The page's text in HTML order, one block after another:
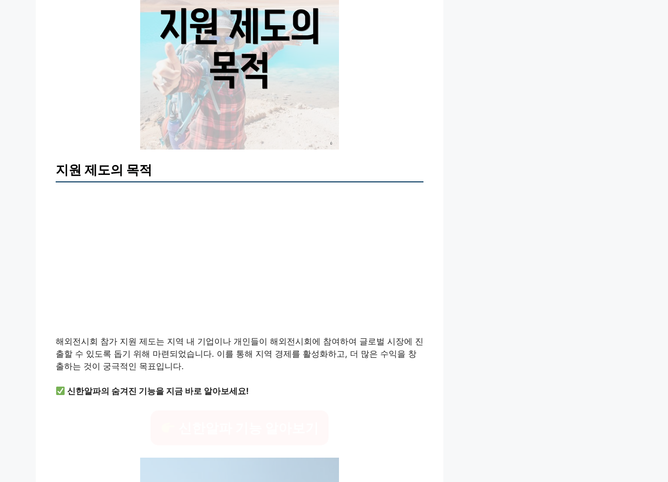
지원 제도의 목적
해외전시회 참가 지원 제도는 지역 내 기업이나 개인들이 해외전시회에 참여하여 글로벌 시장에 진
출할 수 있도록 돕기 위해 마련되었습니다. 이를 통해 지역 경제를 활성화하고, 더 많은 수익을 창
출하는 것이 궁극적인 목표입니다.
신한알파의 숨겨진 기능을 지금 바로 알아보세요!